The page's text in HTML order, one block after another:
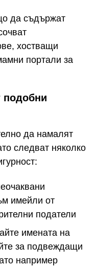
да съдържат
хостващи
портали за
подобни
да намалят
следват няколко
имейли от
податели
имената на
за подвеждащи
например